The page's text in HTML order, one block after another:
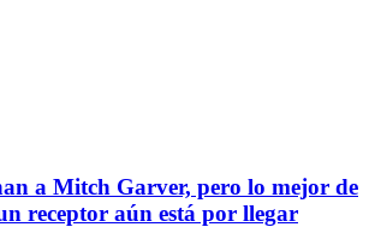
a Mitch Garver, pero lo mejor de
receptor aún está por llegar